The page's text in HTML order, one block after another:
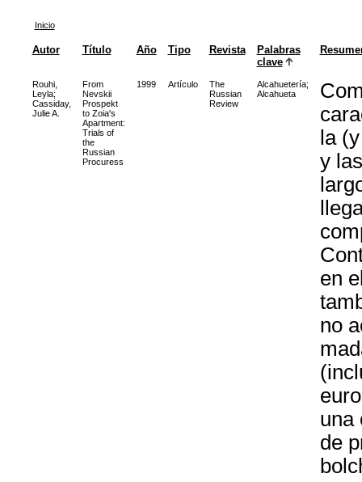
Inicio
Autor Título Año Tipo Revista
Palabras
clave
Rouhi,
Leyla;
Cassiday,
Julie A.
From
Nevskii
Prospekt
to Zoia's
Apartment:
Trials of
the
Russian
Procuress
1999 Artículo
The
Russian
Review
Alcahuetería;
Alcahueta
la
y
en
no
una
de